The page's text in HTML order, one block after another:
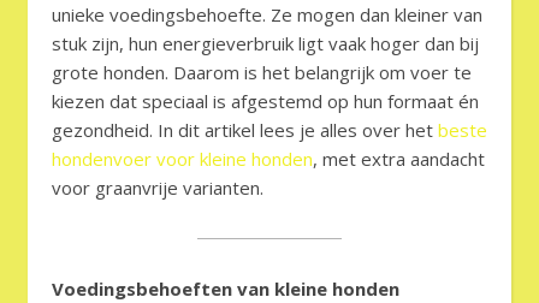
unieke voedingsbehoefte. Ze mogen dan kleiner van
stuk zijn, hun energieverbruik ligt vaak hoger dan bij
grote honden. Daarom is het belangrijk om voer te
kiezen dat speciaal is afgestemd op hun formaat én
gezondheid. In dit artikel lees je alles over het beste
hondenvoer voor kleine honden, met extra aandacht
voor graanvrije varianten.
Voedingsbehoeften van kleine honden